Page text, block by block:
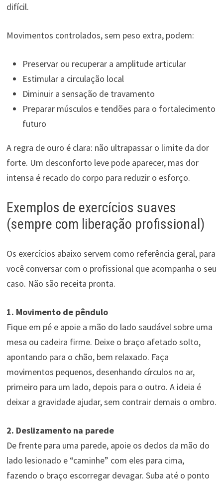
difícil.
Movimentos controlados, sem peso extra, podem:
Preservar ou recuperar a amplitude articular
Estimular a circulação local
Diminuir a sensação de travamento
Preparar músculos e tendões para o fortalecimento
futuro
A regra de ouro é clara: não ultrapassar o limite da dor
forte. Um desconforto leve pode aparecer, mas dor
intensa é recado do corpo para reduzir o esforço.
Exemplos de exercícios suaves
(sempre com liberação profissional)
Os exercícios abaixo servem como referência geral, para
você conversar com o profissional que acompanha o seu
caso. Não são receita pronta.
1. Movimento de pêndulo
Fique em pé e apoie a mão do lado saudável sobre uma
mesa ou cadeira firme. Deixe o braço afetado solto,
apontando para o chão, bem relaxado. Faça
movimentos pequenos, desenhando círculos no ar,
primeiro para um lado, depois para o outro. A ideia é
deixar a gravidade ajudar, sem contrair demais o ombro.
2. Deslizamento na parede
De frente para uma parede, apoie os dedos da mão do
lado lesionado e “caminhe” com eles para cima,
fazendo o braço escorregar devagar. Suba até o ponto